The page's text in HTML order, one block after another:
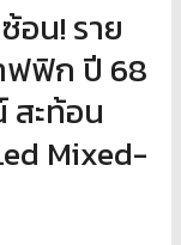
อน! ราย
ฟฟิก ปี 68
สะท้อน
Mixed-